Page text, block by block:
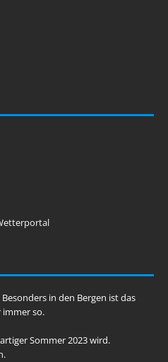
in den Bergen ist das
immer so.
Sommer 2023 wird.